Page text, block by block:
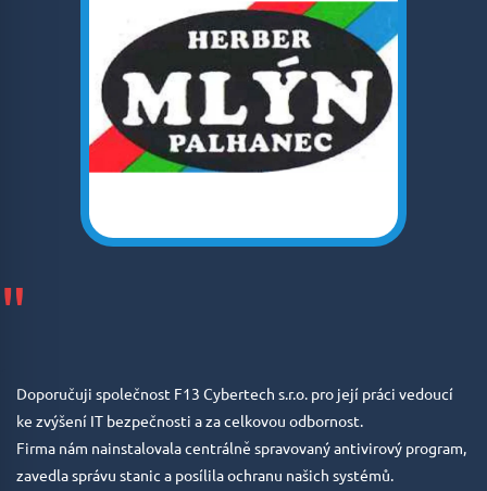
Doporučuji společnost F13 Cybertech s.r.o. pro její práci vedoucí
ke zvýšení IT bezpečnosti a za celkovou odbornost.
Firma nám nainstalovala centrálně spravovaný antivirový program,
zavedla správu stanic a posílila ochranu našich systémů.
"